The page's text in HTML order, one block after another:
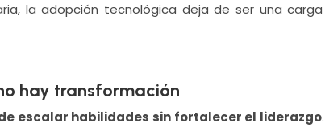
la adopción tecnológica deja de ser una
hay transformación
escalar habilidades sin fortalecer el liderazgo